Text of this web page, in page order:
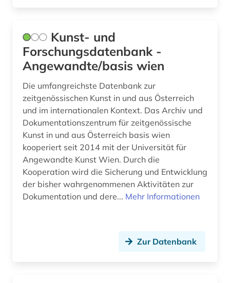
schweden (1)
schweiz (3)
shakespeare (1)
siglo de oro (1)
sozialdemokratie (1)
sozialismus (2)
sozialwissenschaftler (1)
spanien (1)
Kunst- und
Forschungsdatenbank -
Angewandte/basis wien
Die umfangreichste Datenbank zur
zeitgenössischen Kunst in und aus Österreich
und im internationalen Kontext. Das Archiv und
Dokumentationszentrum für zeitgenössische
Kunst in und aus Österreich basis wien
kooperiert seit 2014 mit der Universität für
Angewandte Kunst Wien. Durch die
Kooperation wird die Sicherung und Entwicklung
der bisher wahrgenommenen Aktivitäten zur
Dokumentation und dere... Mehr Informationen
Zur Datenbank